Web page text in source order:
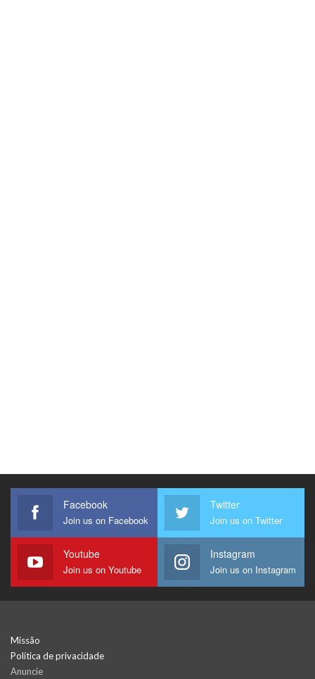
Facebook
Join us on Facebook
Twitter
Join us on Twitter
Youtube
Join us on Youtube
Instagram
Join us on Instagram
Missão
Política de privacidade
Anuncie